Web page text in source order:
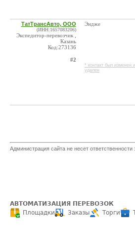
ТатТрансАвто, ООО
(ИНН:1657083206)
Экспедитор-перевозчик ,
Казань
Код:273136
#2
Эндже
* контакт был изменен
удален
Администрация сайта не несет
АВТОМАТИЗАЦИЯ ПЕРЕВОЗОК
Площадки
Заказы Торги